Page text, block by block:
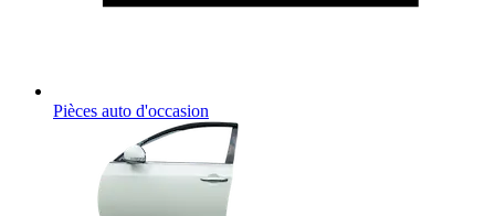
Pièces auto d'occasion